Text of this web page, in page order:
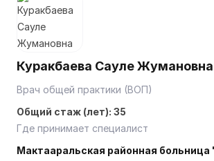
Куракбаева Сауле Жумановна
Врач общей практики (ВОП)
Общий стаж (лет): 35
Где принимает специалист
Мактааральская районная больница